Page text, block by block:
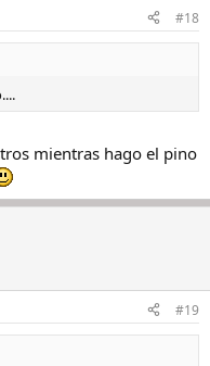
#18
mientras hago el pino
#19